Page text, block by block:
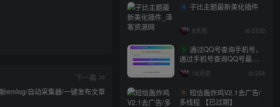
下一篇
emlog/自动采集器/一键发布文章
4 子比主题最新美化插件
8天前 2332
5 通过QQ号查询手机号，
通过手机号查询QQ号最新
网站源码
16天前 354
6 短信轰炸鸡V2.1去广告/
多线程 【已过期】